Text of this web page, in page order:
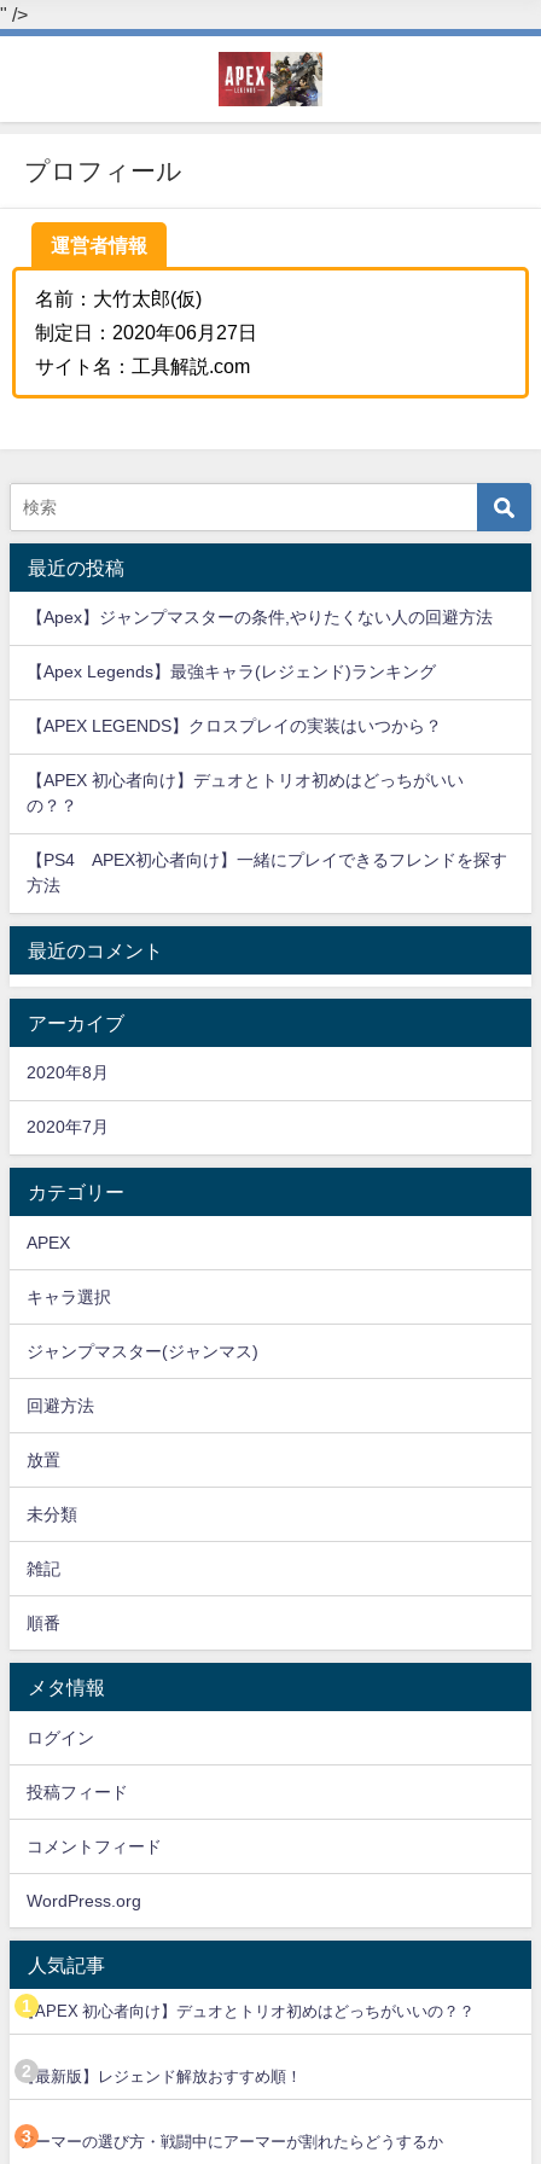
" />
プロフィール
運営者情報
名前：大竹太郎(仮)
制定日：2020年06月27日
サイト名：工具解説.com
最近の投稿
【Apex】ジャンプマスターの条件,やりたくない人の回避方法
【Apex Legends】最強キャラ(レジェンド)ランキング
【APEX LEGENDS】クロスプレイの実装はいつから？
【APEX 初心者向け】デュオとトリオ初めはどっちがいい
の？？
【PS4 APEX初心者向け】一緒にプレイできるフレンドを探す
方法
最近のコメント
アーカイブ
2020年8月
2020年7月
カテゴリー
APEX
キャラ選択
ジャンプマスター(ジャンマス)
回避方法
放置
未分類
雑記
順番
メタ情報
ログイン
投稿フィード
コメントフィード
WordPress.org
人気記事
【APEX 初心者向け】デュオとトリオ初めはどっちがいいの？？
【最新版】レジェンド解放おすすめ順！
アーマーの選び方・戦闘中にアーマーが割れたらどうするか